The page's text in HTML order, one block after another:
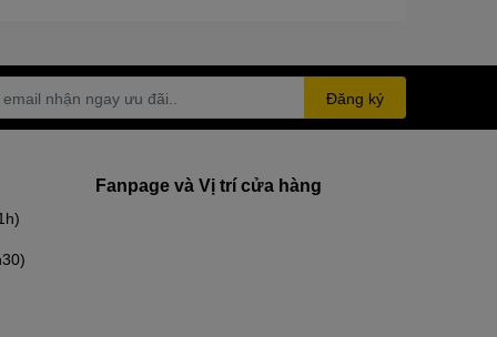
Đăng ký
Fanpage và Vị trí cửa hàng